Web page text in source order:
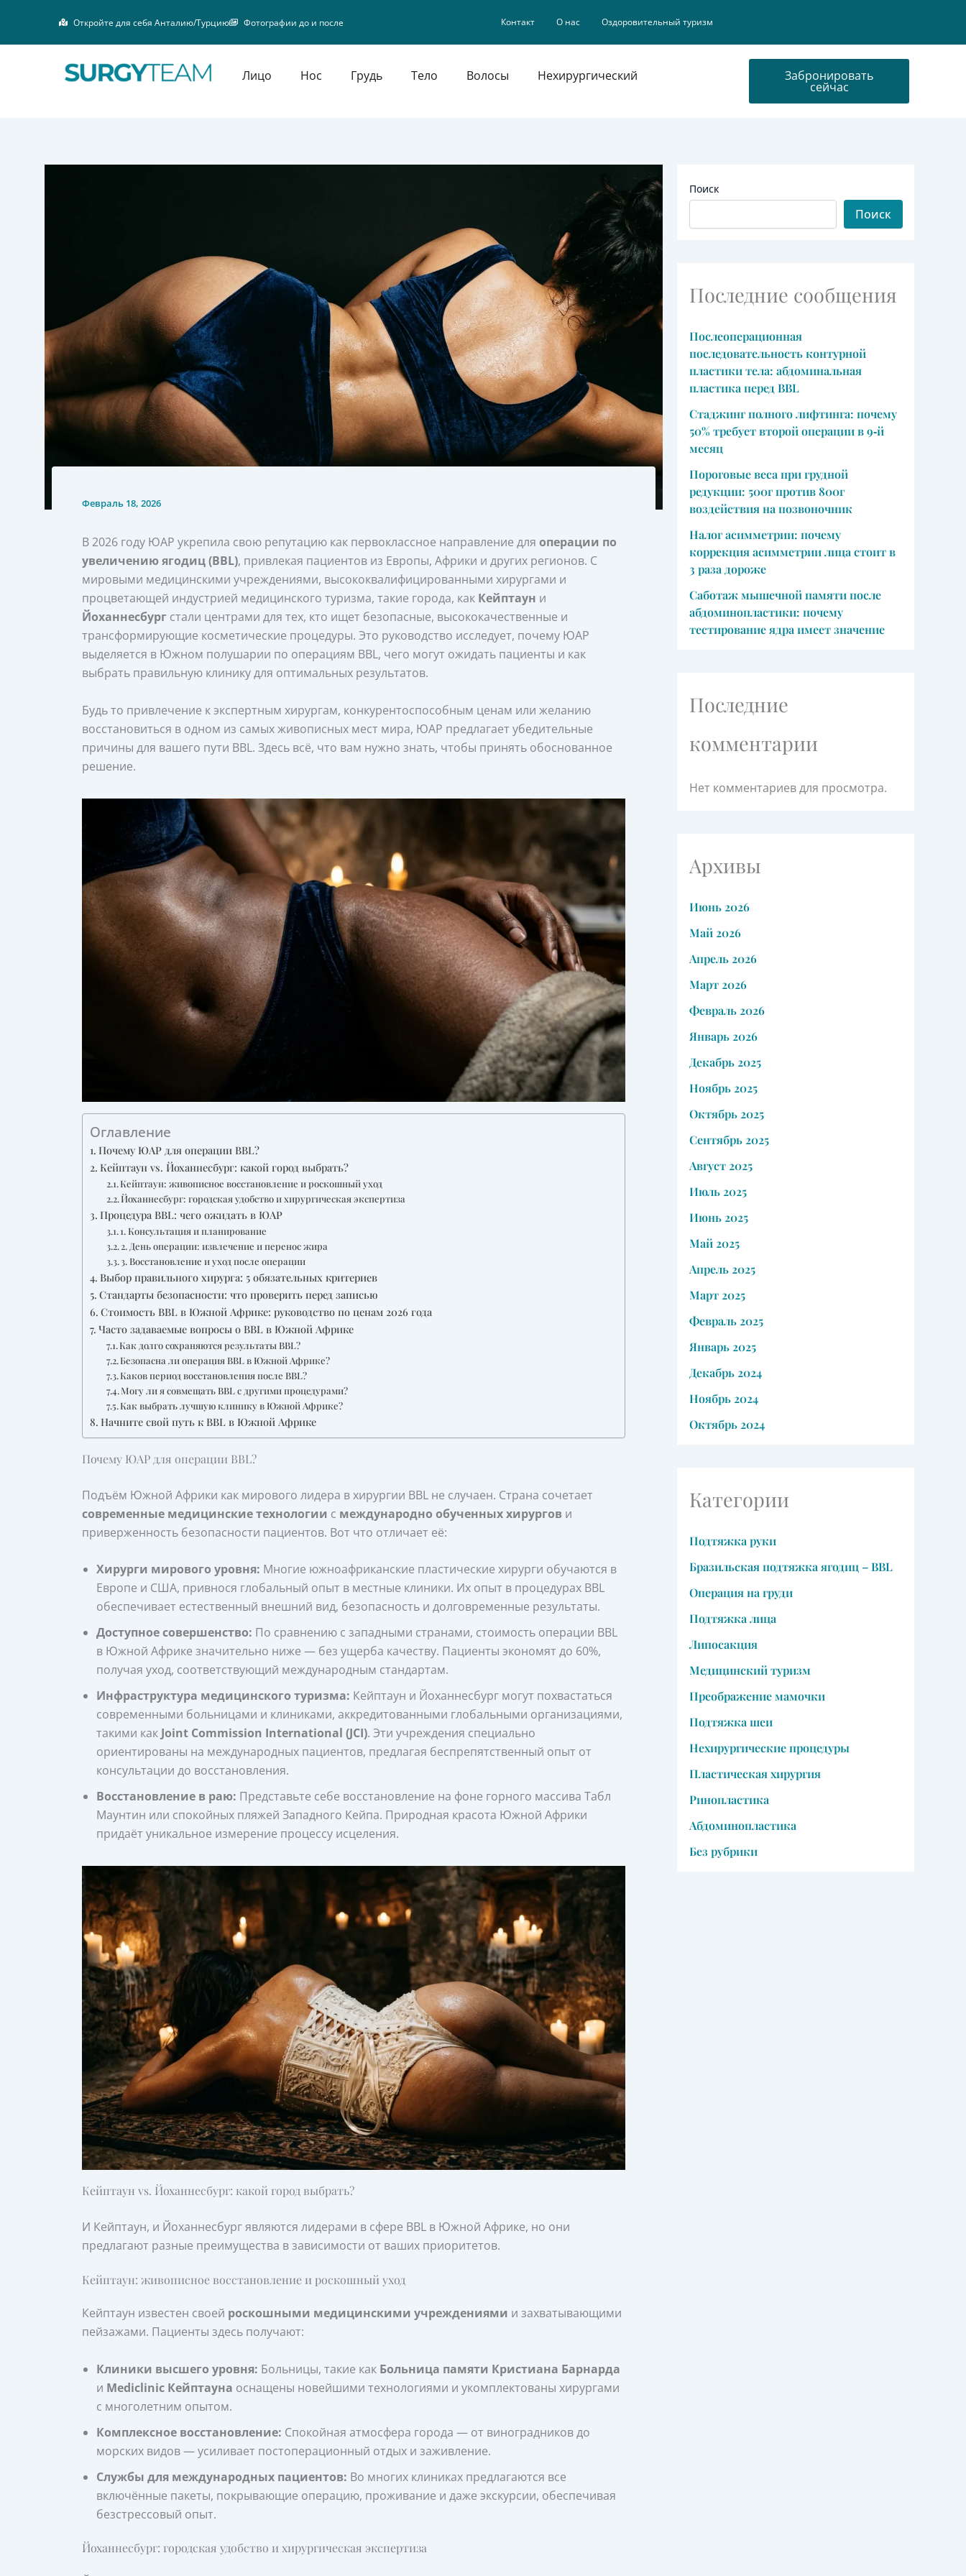
содержимому
Откройте для себя Анталию/Турцию Фотографии до и после Контакт О нас Оздоровительный туризм
Лицо Нос Грудь Тело Волосы Нехирургический Забронировать
сейчас
Февраль 18, 2026
В 2026 году ЮАР укрепила свою репутацию как первоклассное направление для операции по
увеличению ягодиц (BBL), привлекая пациентов из Европы, Африки и других регионов. С
мировыми медицинскими учреждениями, высококвалифицированными хирургами и
процветающей индустрией медицинского туризма, такие города, как Кейптаун и
Йоханнесбург стали центрами для тех, кто ищет безопасные, высококачественные и
трансформирующие косметические процедуры. Это руководство исследует, почему ЮАР
выделяется в Южном полушарии по операциям BBL, чего могут ожидать пациенты и как
выбрать правильную клинику для оптимальных результатов.
Будь то привлечение к экспертным хирургам, конкурентоспособным ценам или желанию
восстановиться в одном из самых живописных мест мира, ЮАР предлагает убедительные
причины для вашего пути BBL. Здесь всё, что вам нужно знать, чтобы принять обоснованное
решение.
Оглавление
Почему ЮАР для операции BBL?
Кейптаун vs. Йоханнесбург: какой город выбрать?
Кейптаун: живописное восстановление и роскошный уход
Йоханнесбург: городская удобство и хирургическая экспертиза
Процедура BBL: чего ожидать в ЮАР
1. Консультация и планирование
2. День операции: извлечение и перенос жира
3. Восстановление и уход после операции
Выбор правильного хирурга: 5 обязательных критериев
Стандарты безопасности: что проверить перед записью
Стоимость BBL в Южной Африке: руководство по ценам 2026 года
Часто задаваемые вопросы о BBL в Южной Африке
Как долго сохраняются результаты BBL?
Безопасна ли операция BBL в Южной Африке?
Каков период восстановления после BBL?
Могу ли я совмещать BBL с другими процедурами?
Как выбрать лучшую клинику в Южной Африке?
Начните свой путь к BBL в Южной Африке
Почему ЮАР для операции BBL?
Подъём Южной Африки как мирового лидера в хирургии BBL не случаен. Страна сочетает
современные медицинские технологии с международно обученных хирургов и
приверженность безопасности пациентов. Вот что отличает её:
Хирурги мирового уровня: Многие южноафриканские пластические хирурги обучаются в
Европе и США, привнося глобальный опыт в местные клиники. Их опыт в процедурах BBL
обеспечивает естественный внешний вид, безопасность и долговременные результаты.
Доступное совершенство: По сравнению с западными странами, стоимость операции BBL
в Южной Африке значительно ниже — без ущерба качеству. Пациенты экономят до 60%,
получая уход, соответствующий международным стандартам.
Инфраструктура медицинского туризма: Кейптаун и Йоханнесбург могут похвастаться
современными больницами и клиниками, аккредитованными глобальными организациями,
такими как Joint Commission International (JCI). Эти учреждения специально
ориентированы на международных пациентов, предлагая беспрепятственный опыт от
консультации до восстановления.
Восстановление в раю: Представьте себе восстановление на фоне горного массива Табл
Маунтин или спокойных пляжей Западного Кейпа. Природная красота Южной Африки
придаёт уникальное измерение процессу исцеления.
Кейптаун vs. Йоханнесбург: какой город выбрать?
И Кейптаун, и Йоханнесбург являются лидерами в сфере BBL в Южной Африке, но они
предлагают разные преимущества в зависимости от ваших приоритетов.
Кейптаун: живописное восстановление и роскошный уход
Кейптаун известен своей роскошными медицинскими учреждениями и захватывающими
пейзажами. Пациенты здесь получают:
Клиники высшего уровня: Больницы, такие как Больница памяти Кристиана Барнарда
и Mediclinic Кейптауна оснащены новейшими технологиями и укомплектованы хирургами
с многолетним опытом.
Комплексное восстановление: Спокойная атмосфера города — от виноградников до
морских видов — усиливает постоперационный отдых и заживление.
Службы для международных пациентов: Во многих клиниках предлагаются все
включённые пакеты, покрывающие операцию, проживание и даже экскурсии, обеспечивая
безстрессовый опыт.
Йоханнесбург: городская удобство и хирургическая экспертиза
Поиск
Поиск
Последние сообщения
Послеоперационная
последовательность контурной
пластики тела: абдоминальная
пластика перед BBL
Стаджинг полного лифтинга: почему
50% требует второй операции в 9‑й
месяц
Пороговые веса при грудной
редукции: 500г против 800г
воздействия на позвоночник
Налог асимметрии: почему
коррекция асимметрии лица стоит в
3 раза дороже
Саботаж мышечной памяти после
абдоминопластики: почему
тестирование ядра имеет значение
Последние
комментарии
Нет комментариев для просмотра.
Архивы
Июнь 2026
Май 2026
Апрель 2026
Март 2026
Февраль 2026
Январь 2026
Декабрь 2025
Ноябрь 2025
Октябрь 2025
Сентябрь 2025
Август 2025
Июль 2025
Июнь 2025
Май 2025
Апрель 2025
Март 2025
Февраль 2025
Январь 2025
Декабрь 2024
Ноябрь 2024
Октябрь 2024
Категории
Подтяжка руки
Бразильская подтяжка ягодиц – BBL
Операция на груди
Подтяжка лица
Липосакция
Медицинский туризм
Преображение мамочки
Подтяжка шеи
Нехирургические процедуры
Пластическая хирургия
Ринопластика
Абдоминопластика
Без рубрики